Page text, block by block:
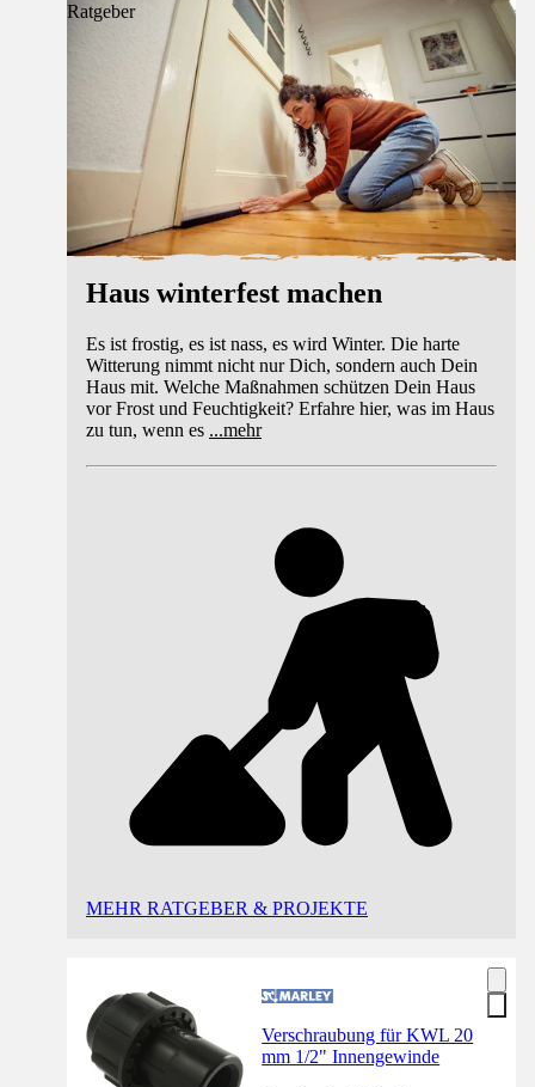
Ratgeber
Haus winterfest machen
Es ist frostig, es ist nass, es wird Winter. Die harte
Witterung nimmt nicht nur Dich, sondern auch Dein
Haus mit. Welche Maßnahmen schützen Dein Haus
vor Frost und Feuchtigkeit? Erfahre hier, was im Haus
zu tun, wenn es ...mehr
MEHR RATGEBER & PROJEKTE
Verschraubung für KWL 20
mm 1/2" Innengewinde